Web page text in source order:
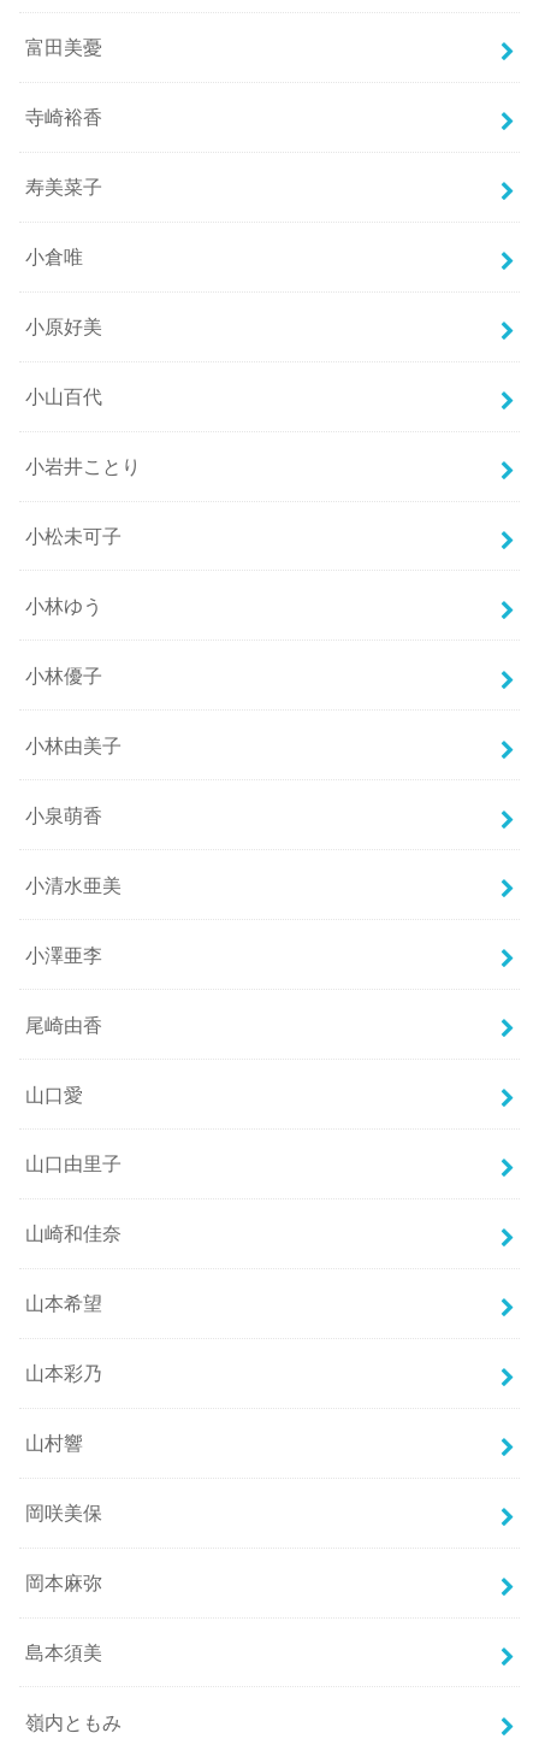
富田美憂
寺崎裕香
寿美菜子
小倉唯
小原好美
小山百代
小岩井ことり
小松未可子
小林ゆう
小林優子
小林由美子
小泉萌香
小清水亜美
小澤亜李
尾崎由香
山口愛
山口由里子
山崎和佳奈
山本希望
山本彩乃
山村響
岡咲美保
岡本麻弥
島本須美
嶺内ともみ